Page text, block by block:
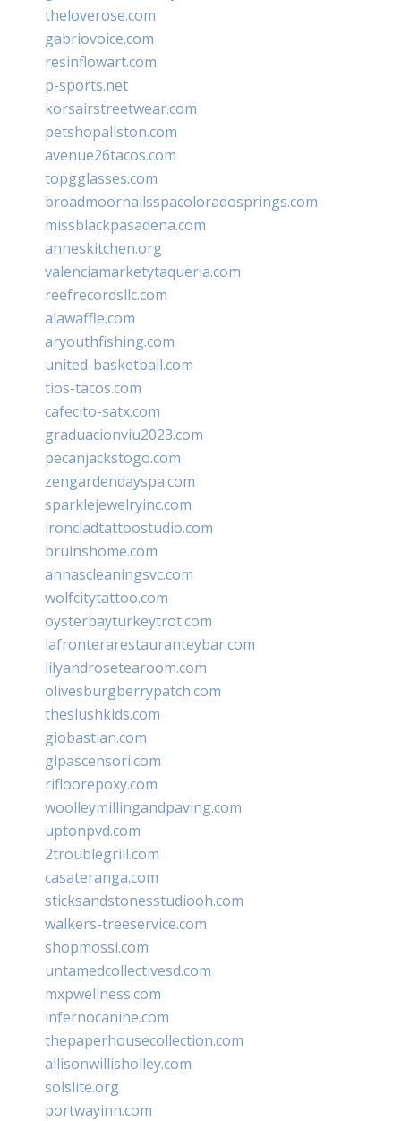
theloverose.com
gabriovoice.com
resinflowart.com
p-sports.net
korsairstreetwear.com
petshopallston.com
avenue26tacos.com
topgglasses.com
broadmoornailsspacoloradosprings.com
missblackpasadena.com
anneskitchen.org
valenciamarketytaqueria.com
reefrecordsllc.com
alawaffle.com
aryouthfishing.com
united-basketball.com
tios-tacos.com
cafecito-satx.com
graduacionviu2023.com
pecanjackstogo.com
zengardendayspa.com
sparklejewelryinc.com
ironcladtattoostudio.com
bruinshome.com
annascleaningsvc.com
wolfcitytattoo.com
oysterbayturkeytrot.com
lafronterarestauranteybar.com
lilyandrosetearoom.com
olivesburgberrypatch.com
theslushkids.com
giobastian.com
glpascensori.com
rifloorepoxy.com
woolleymillingandpaving.com
uptonpvd.com
2troublegrill.com
casateranga.com
sticksandstonesstudiooh.com
walkers-treeservice.com
shopmossi.com
untamedcollectivesd.com
mxpwellness.com
infernocanine.com
thepaperhousecollection.com
allisonwillisholley.com
solslite.org
portwayinn.com